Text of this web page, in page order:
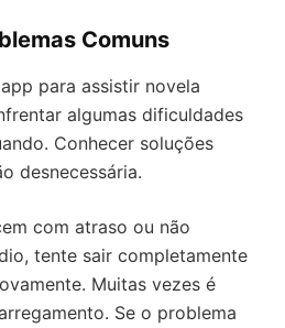
Comuns
para assistir novela
algumas dificuldades
Conhecer soluções
desnecessária.
com atraso ou não
tente sair completamente
Muitas vezes é
Se o problema